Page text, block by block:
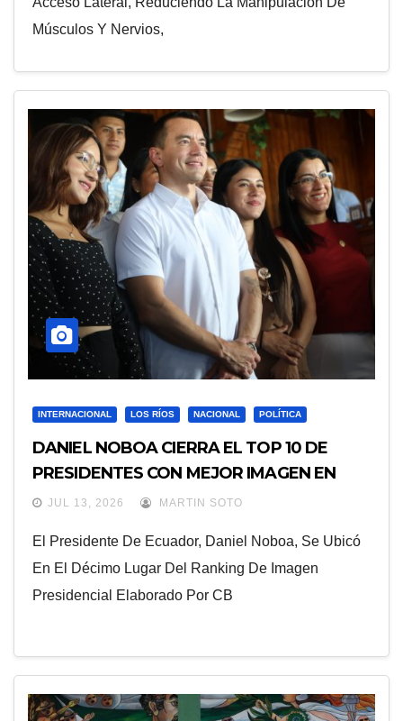
Músculos Y Nervios,
INTERNACIONAL LOS RÍOS NACIONAL POLÍTICA
DANIEL NOBOA CIERRA EL TOP 10 DE
PRESIDENTES CON MEJOR IMAGEN EN
AMÉRICA LATINA
JUL 13, 2026 MARTIN SOTO
El Presidente De Ecuador, Daniel Noboa, Se Ubicó
En El Décimo Lugar Del Ranking De Imagen
Presidencial Elaborado Por CB